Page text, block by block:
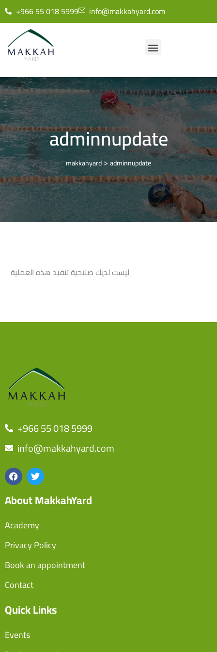
+966 55 018 5999 info@makkahyard.com
adminnupdate
makkahyard>adminnupdate
ليست لديك صلاحية تنفيذ هذه العملية
+966 55 018 5999
info@makkahyard.com
About MakkahYard
Academy
Privacy Policy
Book an appointment
Contact
Quick Links
Events